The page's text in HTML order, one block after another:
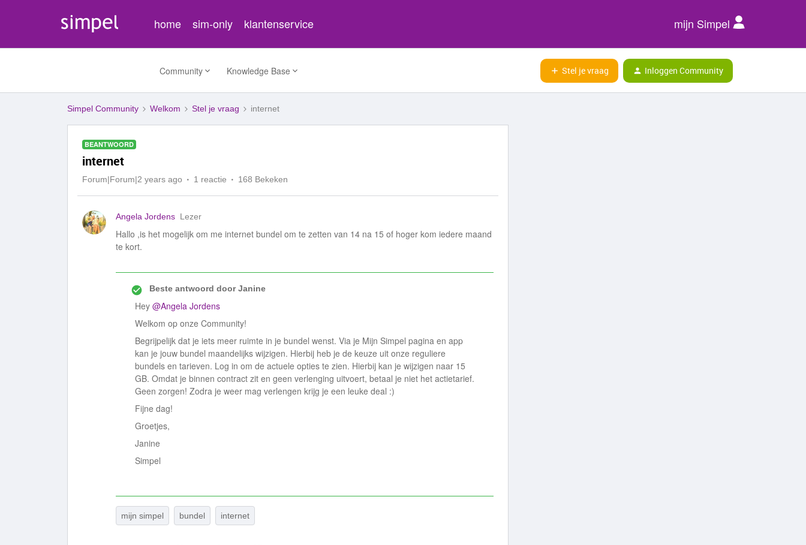
home sim-only klantenservice mijn Simpel
Community Knowledge Base Stel je vraag Inloggen Community
Simpel Community Welkom Stel je vraag internet
BEANTWOORD
internet
Forum|Forum|2 years ago 1 reactie 168 Bekeken
Angela Jordens Lezer
Hallo ,is het mogelijk om me internet bundel om te zetten van 14 na 15 of hoger kom iedere maand
te kort.
Beste antwoord doorJanine
Hey @Angela Jordens
Welkom op onze Community!
Begrijpelijk dat je iets meer ruimte in je bundel wenst. Via je Mijn Simpel pagina en app
kan je jouw bundel maandelijks wijzigen. Hierbij heb je de keuze uit onze reguliere
bundels en tarieven. Log in om de actuele opties te zien. Hierbij kan je wijzigen naar 15
GB. Omdat je binnen contract zit en geen verlenging uitvoert, betaal je niet het actietarief.
Geen zorgen! Zodra je weer mag verlengen krijg je een leuke deal :)
Fijne dag!
Groetjes,
Janine
Simpel
mijn simpel bundel internet